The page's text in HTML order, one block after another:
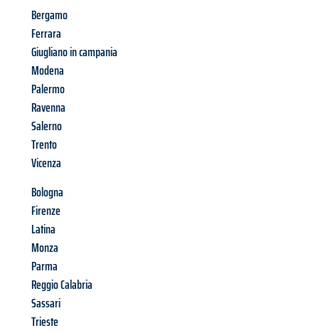
Bergamo
Ferrara
Giugliano in campania
Modena
Palermo
Ravenna
Salerno
Trento
Vicenza
Bologna
Firenze
Latina
Monza
Parma
Reggio Calabria
Sassari
Trieste